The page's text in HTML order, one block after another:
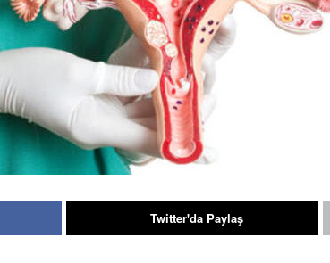
Twitter'da Paylaş